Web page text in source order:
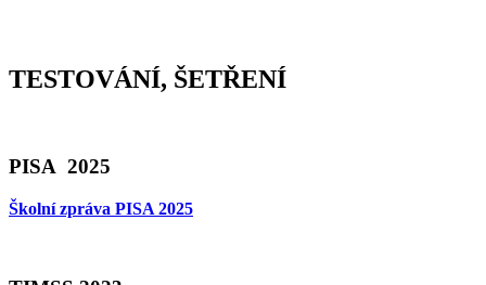
TESTOVÁNÍ, ŠETŘENÍ
PISA 2025
Školní zpráva PISA 2025